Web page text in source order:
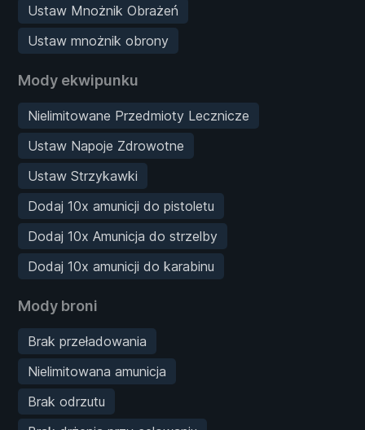
Ustaw Mnożnik Obrażeń
Ustaw mnożnik obrony
Mody ekwipunku
Nielimitowane Przedmioty Lecznicze
Ustaw Napoje Zdrowotne
Ustaw Strzykawki
Dodaj 10x amunicji do pistoletu
Dodaj 10x Amunicja do strzelby
Dodaj 10x amunicji do karabinu
Mody broni
Brak przeładowania
Nielimitowana amunicja
Brak odrzutu